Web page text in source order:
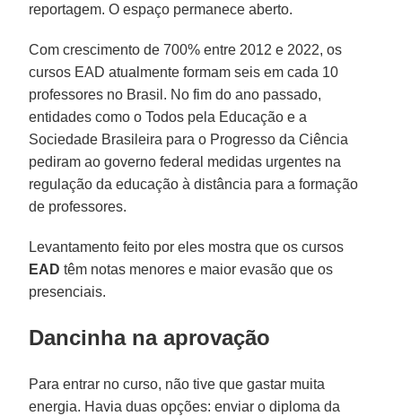
reportagem. O espaço permanece aberto.
Com crescimento de 700% entre 2012 e 2022, os
cursos EAD atualmente formam seis em cada 10
professores no Brasil. No fim do ano passado,
entidades como o Todos pela Educação e a
Sociedade Brasileira para o Progresso da Ciência
pediram ao governo federal medidas urgentes na
regulação da educação à distância para a formação
de professores.
Levantamento feito por eles mostra que os cursos
EAD têm notas menores e maior evasão que os
presenciais.
Dancinha na aprovação
Para entrar no curso, não tive que gastar muita
energia. Havia duas opções: enviar o diploma da